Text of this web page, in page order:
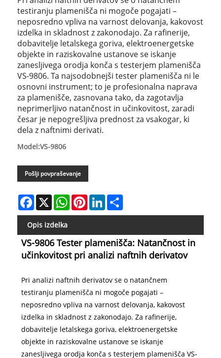
testiranju plamenišča ni mogoče pogajati –
neposredno vpliva na varnost delovanja, kakovost
izdelka in skladnost z zakonodajo. Za rafinerije,
dobavitelje letalskega goriva, elektroenergetske
objekte in raziskovalne ustanove se iskanje
zanesljivega orodja konča s testerjem plamenišča
VS-9806. Ta najsodobnejši tester plamenišča ni le
osnovni instrument; to je profesionalna naprava
za plamenišče, zasnovana tako, da zagotavlja
neprimerljivo natančnost in učinkovitost, zaradi
česar je nepogrešljiva prednost za vsakogar, ki
dela z naftnimi derivati.​
Model:VS-9806
Pošlji povpraševanje
Facebook
X WhatsAppPinterestLinkedIn
Opis izdelka
VS-9806 Tester plamenišča: Natančnost in
učinkovitost pri analizi naftnih derivatov
Pri analizi naftnih derivatov se o natančnem
testiranju plamenišča ni mogoče pogajati –
neposredno vpliva na varnost delovanja, kakovost
izdelka in skladnost z zakonodajo. Za rafinerije,
dobavitelje letalskega goriva, elektroenergetske
objekte in raziskovalne ustanove se iskanje
zanesljivega orodja konča s testerjem plamenišča VS-